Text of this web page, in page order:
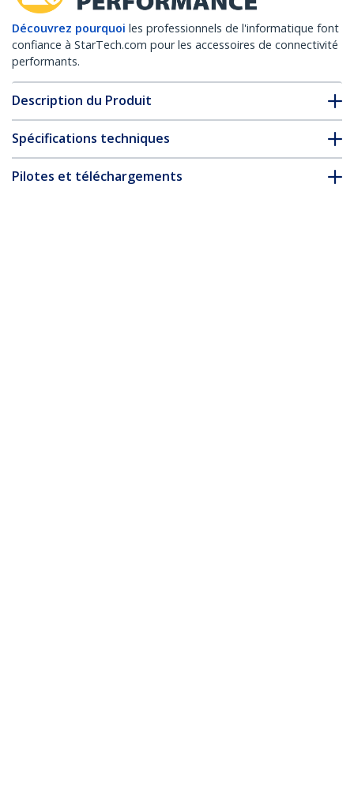
Découvrez pourquoi les professionnels de l'informatique font
confiance à StarTech.com pour les accessoires de connectivité
performants.
Description du Produit
Spécifications techniques
Pilotes et téléchargements